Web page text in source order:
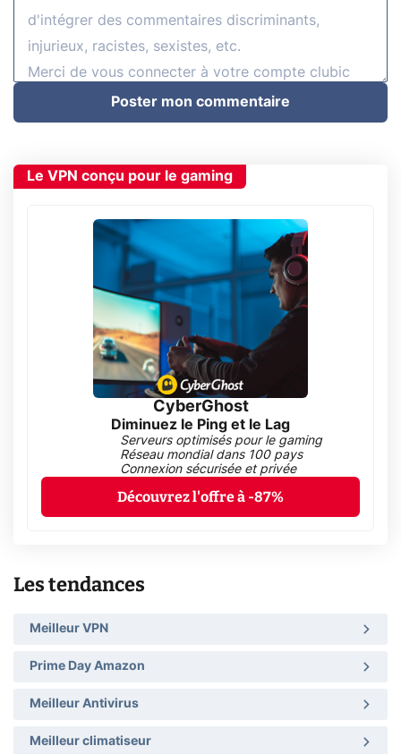
Poster mon commentaire
Le VPN conçu pour le gaming
CyberGhost
Diminuez le Ping et le Lag
Serveurs optimisés pour le gaming
Réseau mondial dans 100 pays
Connexion sécurisée et privée
Découvrez l'offre à -87%
Les tendances
Meilleur VPN
Prime Day Amazon
Meilleur Antivirus
Meilleur climatiseur